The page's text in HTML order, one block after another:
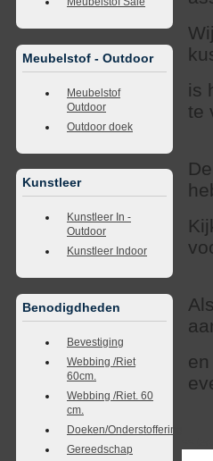
Meubelstof - Outdoor
Meubelstof
Outdoor
Outdoor doek
Kunstleer
Kunstleer In -
Outdoor
Kunstleer Indoor
Benodigdheden
Bevestiging
Webbing /Riet
60cm.
Webbing /Riet. 60
cm.
Doeken/Onderstoffering
Gereedschap
is
te